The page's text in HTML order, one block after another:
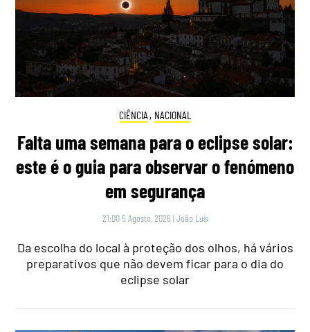
CIÊNCIA , NACIONAL
Falta uma semana para o eclipse solar:
este é o guia para observar o fenómeno
em segurança
21:00 5 Agosto, 2026 |João Luís
Da escolha do local à proteção dos olhos, há vários
preparativos que não devem ficar para o dia do
eclipse solar